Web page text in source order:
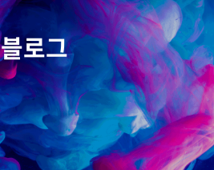
추천 검색어
WDMS SAP ERP
모빌리티 클라우드
블로그